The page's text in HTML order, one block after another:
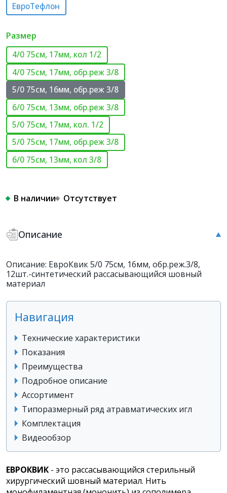
ЕвроТефлон
Размер
4/0 75см, 17мм, кол 1/2
4/0 75см, 17мм, обр.реж 3/8
5/0 75см, 16мм, обр.реж 3/8
6/0 75см, 13мм, обр.реж 3/8
5/0 75см, 17мм, кол. 1/2
5/0 75см, 17мм, обр.реж 3/8
6/0 75см, 13мм, кол 3/8
В наличии Отсутствует
Описание
Описание: ЕвроКвик 5/0 75см, 16мм, обр.реж.3/8,
12шт.-синтетический рассасывающийся шовный
материал
Навигация
Технические характеристики
Показания
Преимущества
Подробное описание
Ассортимент
Типоразмерный ряд атравматических игл
Комплектация
Видеообзор
ЕВРОКВИК - это рассасывающийся стерильный
хирургический шовный материал. Нить